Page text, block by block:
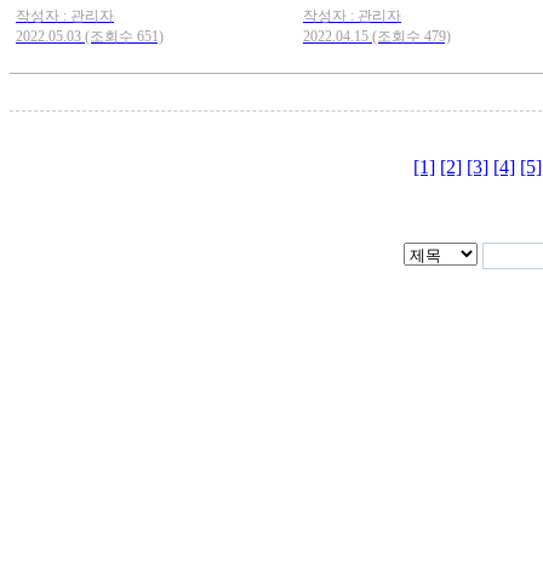
작성자 : 관리자
2022.05.03 (조회수 651)
작성자 : 관리자
2022.04.15 (조회수 479)
[1] [2] [3] [4] [5]